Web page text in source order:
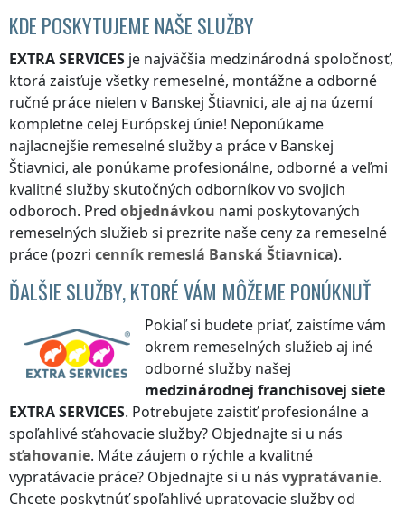
KDE POSKYTUJEME NAŠE SLUŽBY
EXTRA SERVICES je najväčšia medzinárodná spoločnosť,
ktorá zaisťuje všetky remeselné, montážne a odborné
ručné práce nielen v Banskej Štiavnici, ale aj na území
kompletne celej Európskej únie! Neponúkame
najlacnejšie remeselné služby a prácev Banskej
Štiavnici, ale ponúkame profesionálne, odborné a veľmi
kvalitné služby skutočných odborníkov vo svojich
odboroch. Pred objednávkou nami poskytovaných
remeselných služieb si prezrite naše ceny za remeselné
práce (pozri cenník remeslá Banská Štiavnica).
ĎALŠIE SLUŽBY, KTORÉ VÁM MÔŽEME PONÚKNUŤ
Pokiaľ si budete priať, zaistíme vám
okrem remeselných služieb aj iné
odborné služby našej
medzinárodnej franchisovej siete
EXTRA SERVICES. Potrebujete zaistiť profesionálne a
spoľahlivé sťahovacie služby? Objednajte si u nás
sťahovanie. Máte záujem o rýchle a kvalitné
vypratávacie práce? Objednajte si u nás vypratávanie.
Chcete poskytnúť spoľahlivé upratovacie služby od